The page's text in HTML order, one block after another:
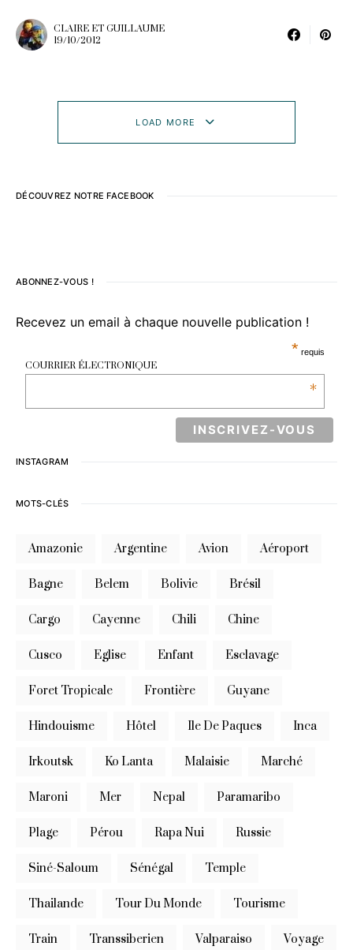
CLAIRE ET GUILLAUME
19/10/2012
LOAD MORE
DÉCOUVREZ NOTRE FACEBOOK
ABONNEZ-VOUS !
Recevez un email à chaque nouvelle publication !
* requis
COURRIER ÉLECTRONIQUE
*
INSTAGRAM
MOTS-CLÉS
Amazonie Argentine Avion Aéroport
Bagne Belem Bolivie Brésil
Cargo Cayenne Chili Chine
Cusco Eglise Enfant Esclavage
Foret Tropicale Frontière Guyane
Hindouisme Hôtel Ile De Paques Inca
Irkoutsk Ko Lanta Malaisie Marché
Maroni Mer Nepal Paramaribo
Plage Pérou Rapa Nui Russie
Siné-Saloum Sénégal Temple
Thailande Tour Du Monde Tourisme
Train Transsiberien Valparaiso Voyage